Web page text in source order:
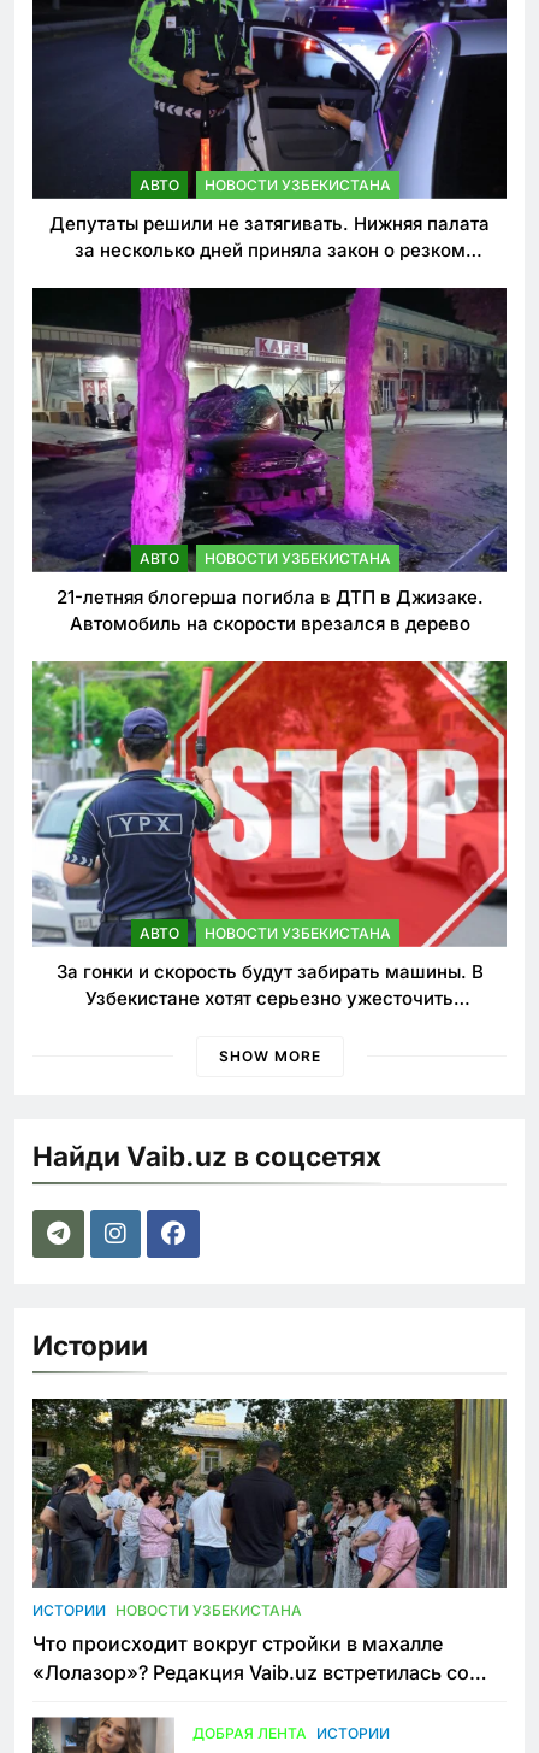
АВТО НОВОСТИ УЗБЕКИСТАНА
Депутаты решили не затягивать. Нижняя палата
за несколько дней приняла закон о резком
АВТО НОВОСТИ УЗБЕКИСТАНА
21-летняя блогерша погибла в ДТП в Джизаке.
Автомобиль на скорости врезался в дерево
АВТО НОВОСТИ УЗБЕКИСТАНА
За гонки и скорость будут забирать машины. В
Узбекистане хотят серьезно ужесточить
SHOW MORE
Найди Vaib.uz в соцсетях
Истории
ИСТОРИИ НОВОСТИ УЗБЕКИСТАНА
Что происходит вокруг стройки в махалле
«Лолазор»? Редакция Vaib.uz встретилась со
ДОБРАЯ ЛЕНТА ИСТОРИИ